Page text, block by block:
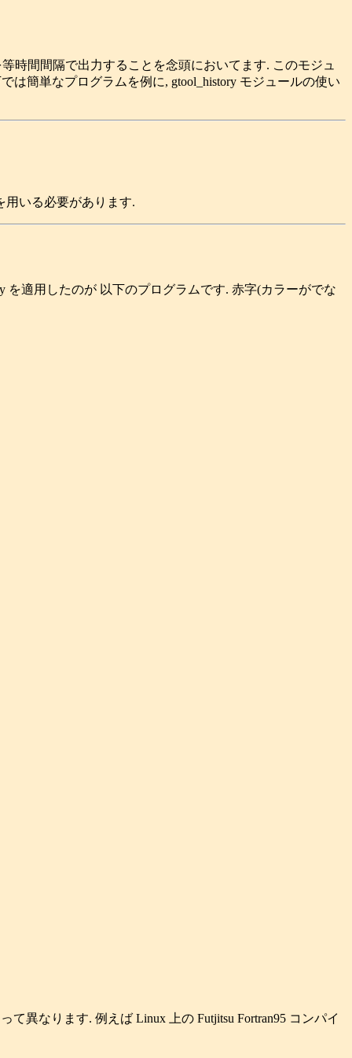
時間間隔で出力することを念頭においてます. このモジュ
は簡単なプログラムを例に, gtool_history モジュールの使い
用いる必要があります.
を適用したのが 以下のプログラムです. 赤字(カラーがでな
異なります. 例えば Linux 上の Futjitsu Fortran95 コンパイ